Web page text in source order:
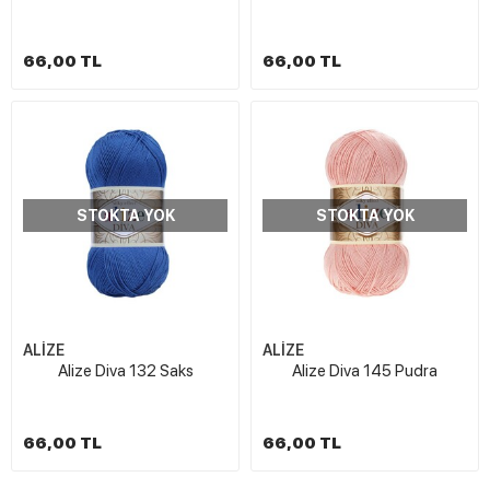
66,00 TL 66,00 TL
STOKTA YOK
ALİZE
Alize Diva 132 Saks
66,00 TL
STOKTA YOK
ALİZE
Alize Diva 145 Pudra
66,00 TL